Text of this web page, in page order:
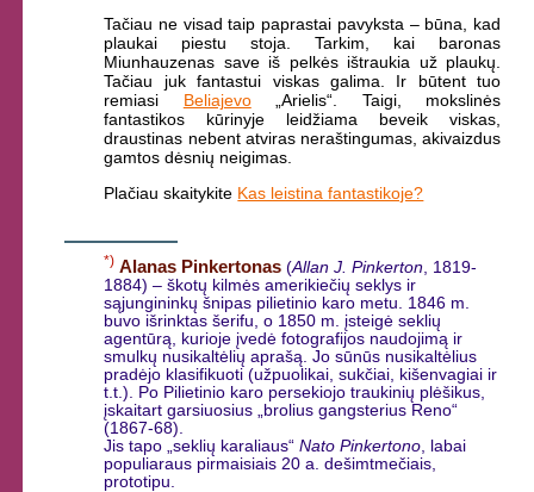
Tačiau ne visad taip paprastai pavyksta – būna, kad
plaukai piestu stoja. Tarkim, kai baronas
Miunhauzenas save iš pelkės ištraukia už plaukų.
Tačiau juk fantastui viskas galima. Ir būtent tuo
remiasi Beliajevo„Arielis“. Taigi, mokslinės
fantastikos kūrinyje leidžiama beveik viskas,
draustinas nebent atviras neraštingumas, akivaizdus
gamtos dėsnių neigimas.
Plačiau skaitykite Kas leistina fantastikoje?
*) Alanas Pinkertonas (Allan J. Pinkerton , 1819-
1884) – škotų kilmės amerikiečių seklys ir
sąjungininkų šnipas pilietinio karo metu. 1846 m.
buvo išrinktas šerifu, o 1850 m. įsteigė seklių
agentūrą, kurioje įvedė fotografijos naudojimą ir
smulkų nusikaltėlių aprašą. Jo sūnūs nusikaltėlius
pradėjo klasifikuoti (užpuolikai, sukčiai, kišenvagiai ir
t.t.). Po Pilietinio karo persekiojo traukinių plėšikus,
įskaitart garsiuosius „brolius gangsterius Reno“
(1867-68).
Jis tapo „seklių karaliaus“Nato Pinkertono , labai
populiaraus pirmaisiais 20 a. dešimtmečiais,
prototipu.